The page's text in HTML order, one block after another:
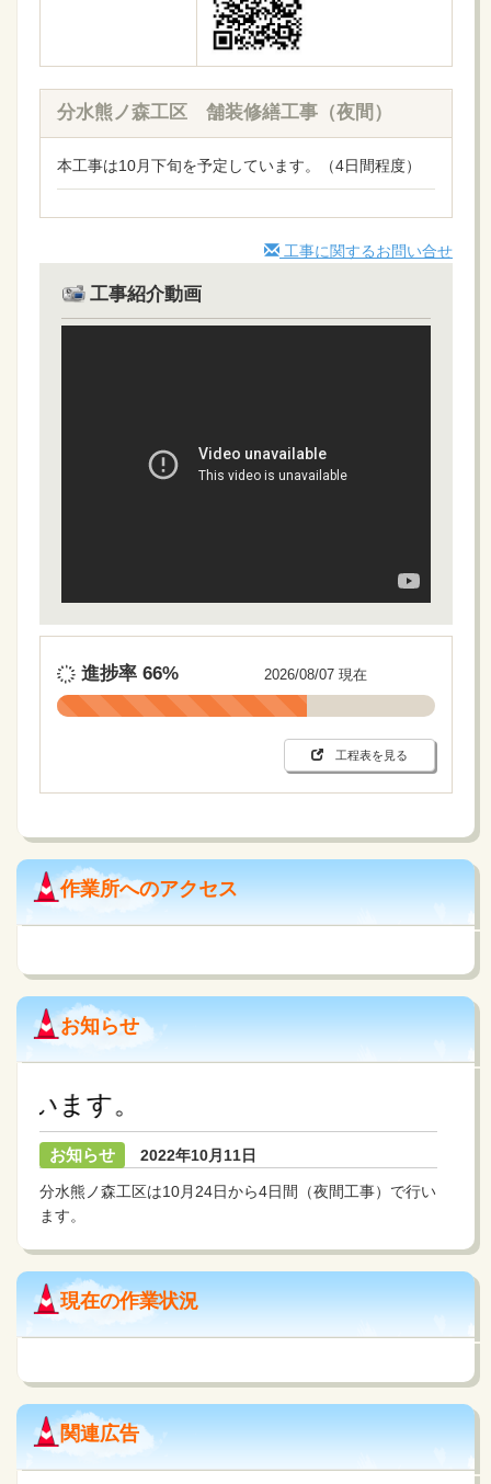
分水熊ノ森工区 舗装修繕工事（夜間）
本工事は10月下旬を予定しています。（4日間程度）
工事に関するお問い合せ
工事紹介動画
進捗率 66% 2026/08/07 現在
工程表を見る
作業所へのアクセス
お知らせ
います。
お知らせ 2022年10月11日
分水熊ノ森工区は10月24日から4日間（夜間工事）で行い
ます。
現在の作業状況
関連広告